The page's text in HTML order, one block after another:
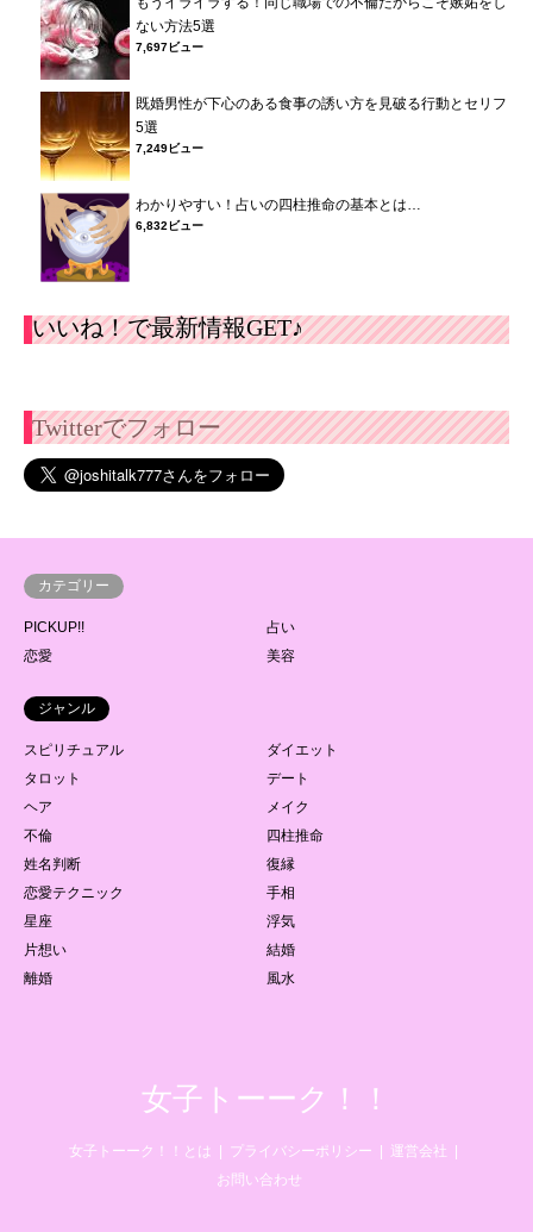
ない方法5選
7,697ビュー
既婚男性が下心のある食事の誘い方を見破る行動とセリフ
5選
7,249ビュー
わかりやすい！占いの四柱推命の基本とは…
6,832ビュー
いいね！で最新情報GET♪
Twitterでフォロー
カテゴリー
PICKUP!!
占い
恋愛
美容
ジャンル
スピリチュアル
ダイエット
タロット
デート
ヘア
メイク
不倫
四柱推命
姓名判断
復縁
恋愛テクニック
手相
星座
浮気
片想い
結婚
離婚
風水
女子トーーク！！
女子トーーク！！とは プライバシーポリシー
運営会社
お問い合わせ